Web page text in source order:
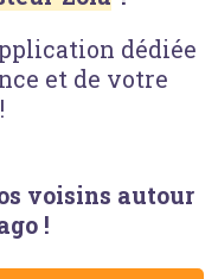
dédiée
et de votre
voisins autour
!